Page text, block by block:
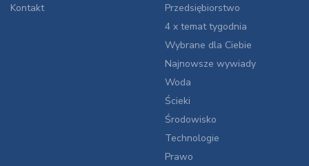
Kontakt
Przedsiębiorstwo
4 x temat tygodnia
Wybrane dla Ciebie
Najnowsze wywiady
Woda
Ścieki
Środowisko
Technologie
Prawo